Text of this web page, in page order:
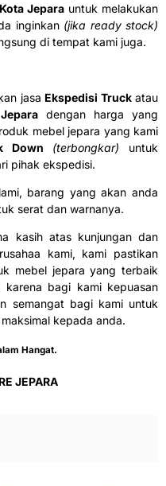
Kota Jeparauntuk melakukan
inginkan (jika ready stock)
di tempat kami juga.
jasa Ekspedisi Truckatau
dengan harga yang
mebel jepara yang kami
Down (terbongkar) untuk
pihak ekspedisi.
barang yang akan anda
serat dan warnanya.
kasih atas kunjungan dan
kami, kami pastikan
mebel jepara yang terbaik
bagi kami kepuasan
semangat bagi kami untuk
kepada anda.
Hangat.
JEPARA